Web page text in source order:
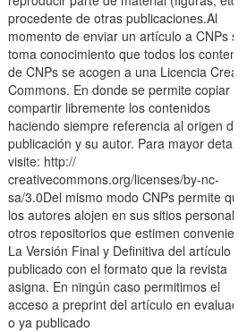
procedente de otras publicaciones.Al
momento de enviar un artículo a CNPs se
toma conocimiento que todos los
de CNPs se acogen a una Licencia
Commons. En donde se permite copiar y
compartir libremente los contenidos
haciendo siempre referencia al origen de
publicación y su autor. Para mayor detalle
visite: http://
creativecommons.org/licenses/by-nc-
sa/3.0Del mismo modo CNPs permite que
los autores alojen en sus sitios
otros repositorios que estimen
La Versión Final y Definitiva del artículo
publicado con el formato que la revista
asigna. En ningún caso permitimos el
acceso a preprint del artículo en
o ya publicado